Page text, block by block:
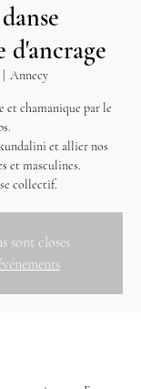
d'ancrage
Annecy
et chamanique par le
et allier nos
et masculines.
collectif.
sont closes